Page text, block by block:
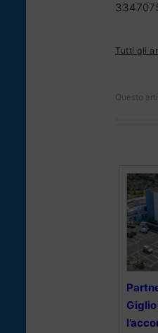
Tutti gli
Questo